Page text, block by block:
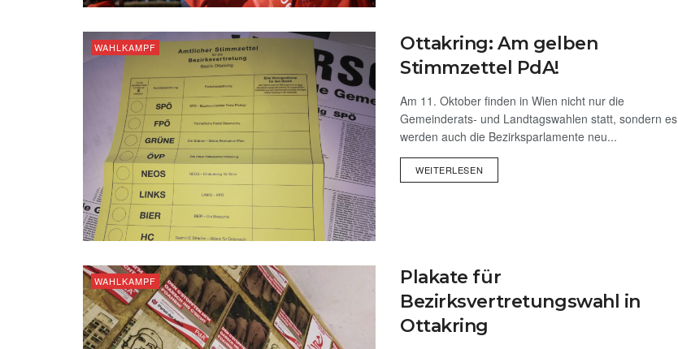
WAHLKAMPF
Ottakring: Am gelben
Stimmzettel PdA!
Am 11. Oktober finden in Wien nicht nur die
Gemeinderats- und Landtagswahlen statt, sondern es
werden auch die Bezirksparlamente neu...
WEITERLESEN
WAHLKAMPF
Plakate für
Bezirksvertretungswahl in
Ottakring